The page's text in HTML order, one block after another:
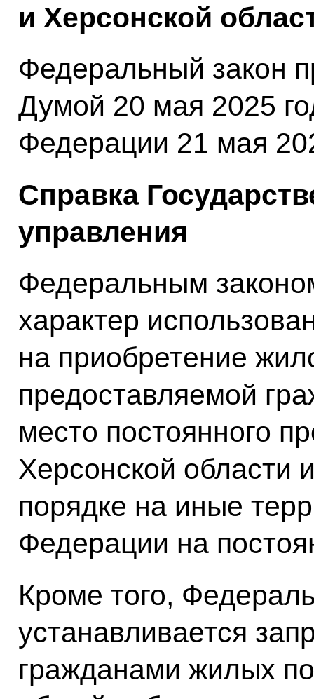
и Херсонской
Федеральный закон
Думой 20 мая 2025
Федерации 21 мая
Справка
управления
Федеральным
характер
на приобретение
предоставляемой
место постоянного
Херсонской области
порядке на иные
Федерации на
Кроме того,
устанавливается
гражданами жилых